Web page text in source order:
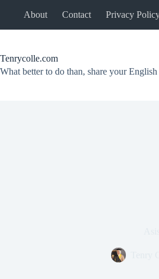
About Contact Privacy
Tenrycolle.com
What better to do than, share your